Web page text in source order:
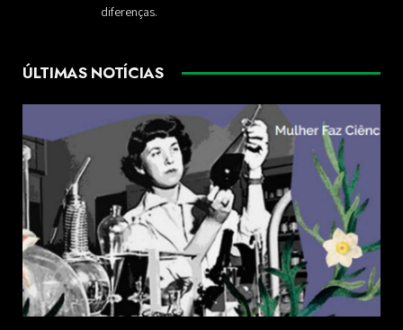
diferenças.
ÚLTIMAS NOTÍCIAS